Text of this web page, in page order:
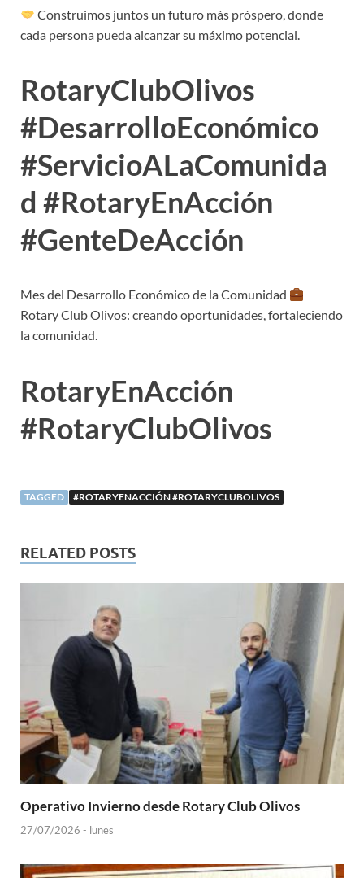
Construimos juntos un futuro más próspero, donde
cada persona pueda alcanzar su máximo potencial.
RotaryClubOlivos
#DesarrolloEconómico
#ServicioALaComunida
d #RotaryEnAcción
#GenteDeAcción
Mes del Desarrollo Económico de la Comunidad
Rotary Club Olivos: creando oportunidades, fortaleciendo
la comunidad.
RotaryEnAcción
#RotaryClubOlivos
TAGGED #ROTARYENACCIÓN #ROTARYCLUBOLIVOS
RELATED POSTS
Operativo Invierno desde Rotary Club Olivos
27/07/2026 - lunes